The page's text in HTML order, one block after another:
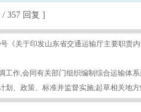
/ 357 回复 ]
《关于印发山东省交通运输厅主要职责
工作,会同有关部门组织编制综合运输体
划、政策、标准并监督实施;起草相关地